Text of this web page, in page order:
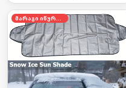
მარაგი იწურება